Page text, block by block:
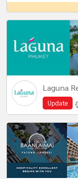
Laguna
Update